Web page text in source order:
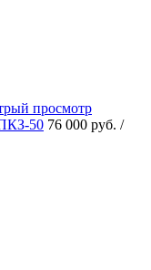
просмотр
50 76 000 руб. /